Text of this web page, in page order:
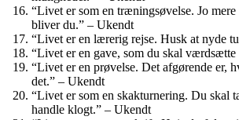
“Livet er som en træningsøvelse. Jo
bliver du.” – Ukendt
“Livet er en lærerig rejse. Husk at nyde
“Livet er en gave, som du skal
“Livet er en prøvelse. Det afgørende er,
det.” – Ukendt
“Livet er som en skakturnering. Du skal
handle klogt.” – Ukendt